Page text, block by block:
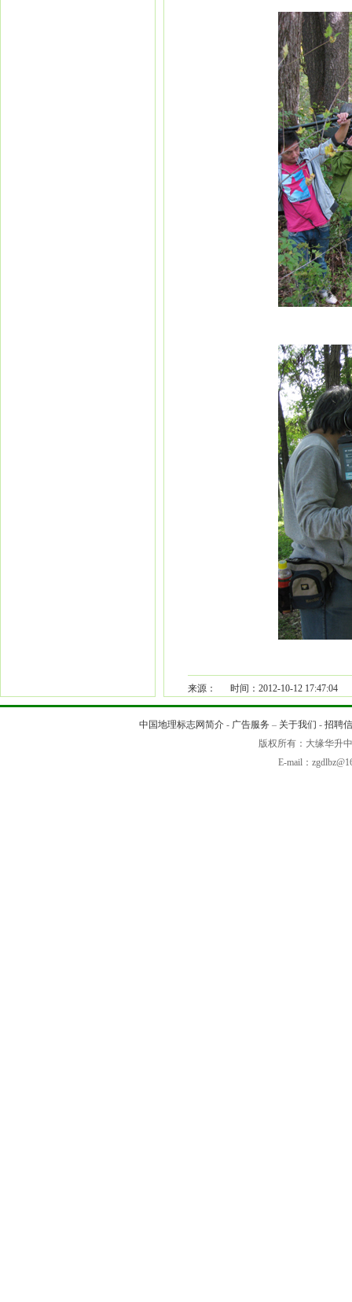
来源： 时间：2012-10-12 17:47:04
中国地理标志网简介 - 广告服务 – 关于我们 - 招聘
版权所有：大缘
E-mail：